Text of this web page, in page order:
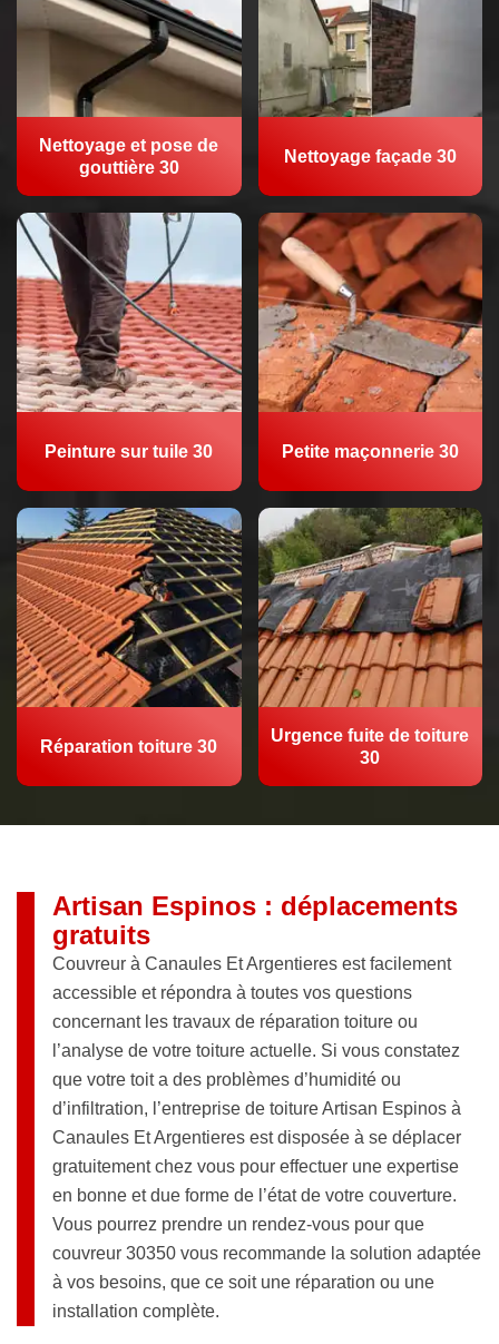
Nettoyage et pose de
gouttière 30
Nettoyage façade 30
Peinture sur tuile 30 Petite maçonnerie 30
Réparation toiture 30
Urgence fuite de toiture
30
Artisan Espinos : déplacements
gratuits
Couvreur à Canaules Et Argentieres est facilement
accessible et répondra à toutes vos questions
concernant les travaux de réparation toiture ou
l’analyse de votre toiture actuelle. Si vous constatez
que votre toit a des problèmes d’humidité ou
d’infiltration, l’entreprise de toiture Artisan Espinos à
Canaules Et Argentieres est disposée à se déplacer
gratuitement chez vous pour effectuer une expertise
en bonne et due forme de l’état de votre couverture.
Vous pourrez prendre un rendez-vous pour que
couvreur 30350 vous recommande la solution adaptée
à vos besoins, que ce soit une réparation ou une
installation complète.